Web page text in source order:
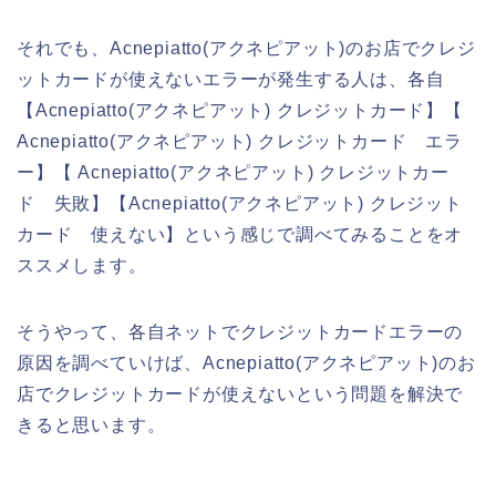
それでも、Acnepiatto(アクネピアット)のお店でクレジ
ットカードが使えないエラーが発生する人は、各自
【Acnepiatto(アクネピアット) クレジットカード】【
Acnepiatto(アクネピアット) クレジットカード エラ
ー】【 Acnepiatto(アクネピアット) クレジットカー
ド 失敗】【Acnepiatto(アクネピアット) クレジット
カード 使えない】という感じで調べてみることをオ
ススメします。
そうやって、各自ネットでクレジットカードエラーの
原因を調べていけば、Acnepiatto(アクネピアット)のお
店でクレジットカードが使えないという問題を解決で
きると思います。